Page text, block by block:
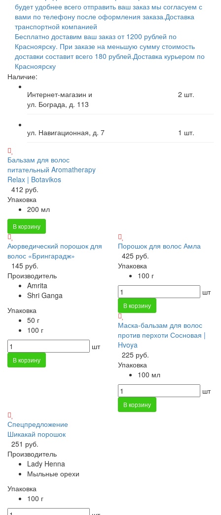
будет удобнее всего отправить ваш заказ мы согласуем с
вами по телефону после оформления заказа.Доставка
транспортной компанией
Бесплатно доставим ваш заказ от 1200 рублей по
Красноярску. При заказе на меньшую сумму стоимость
доставки составит всего 180 рублей.Доставка курьером по
Красноярску
Наличие:
Интернет-магазин и
ул. Бограда, д. 113
2 шт.
ул. Навигационная, д. 7 1 шт.
Бальзам для волос
питательный Aromatherapy
Relax | Botavikos
412 руб.
Упаковка
200 мл
В корзину
Аюрведический порошок для
волос «Брингарадж»
145 руб.
Производитель
Amrita
Shri Ganga
Упаковка
50 г
100 г
шт
В корзину
Порошок для волос Амла
425 руб.
Упаковка
100 г
шт
В корзину
Маска-бальзам для волос
против перхоти Сосновая |
Hvoya
225 руб.
Упаковка
100 мл
шт
В корзину
Спецпредложение
Шикакай порошок
251 руб.
Производитель
Lady Henna
Мыльные орехи
Упаковка
100 г